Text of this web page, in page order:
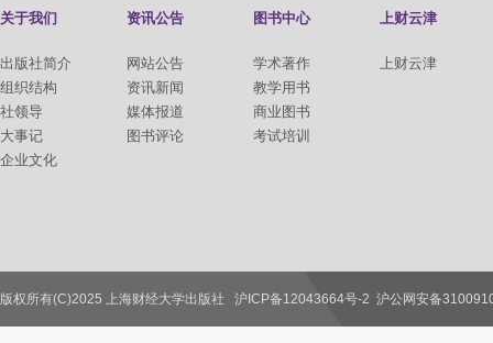
关于我们
出版社简介
组织结构
社领导
大事记
企业文化
资讯公告
网站公告
资讯新闻
媒体报道
图书评论
图书中心
学术著作
教学用书
商业图书
考试培训
上财云津
上财云津
联系我们
版权所有(C)2025 上海财经大学出版社 沪ICP备12043664号-2 沪公网安备